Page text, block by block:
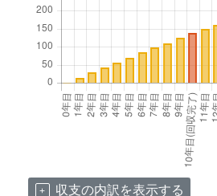
収支の内訳を表示する